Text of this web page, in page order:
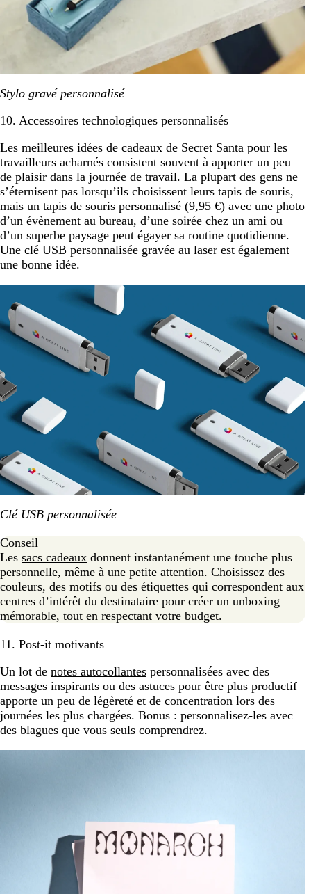
Stylo gravé personnalisé
10. Accessoires technologiques personnalisés
Les meilleures idées de cadeaux de Secret Santa pour les
travailleurs acharnés consistent souvent à apporter un peu
de plaisir dans la journée de travail. La plupart des gens ne
s’éternisent pas lorsqu’ils choisissent leurs tapis de souris,
mais un tapis de souris personnalisé (9,95 €) avec une photo
d’un évènement au bureau, d’une soirée chez un ami ou
d’un superbe paysage peut égayer sa routine quotidienne.
Une clé USB personnalisée gravée au laser est également
une bonne idée.
Clé USB personnalisée
Conseil
Les sacs cadeaux donnent instantanément une touche plus
personnelle, même à une petite attention. Choisissez des
couleurs, des motifs ou des étiquettes qui correspondent aux
centres d’intérêt du destinataire pour créer un unboxing
mémorable, tout en respectant votre budget.
11. Post-it motivants
Un lot de notes autocollantes personnalisées avec des
messages inspirants ou des astuces pour être plus productif
apporte un peu de légèreté et de concentration lors des
journées les plus chargées. Bonus : personnalisez-les avec
des blagues que vous seuls comprendrez.